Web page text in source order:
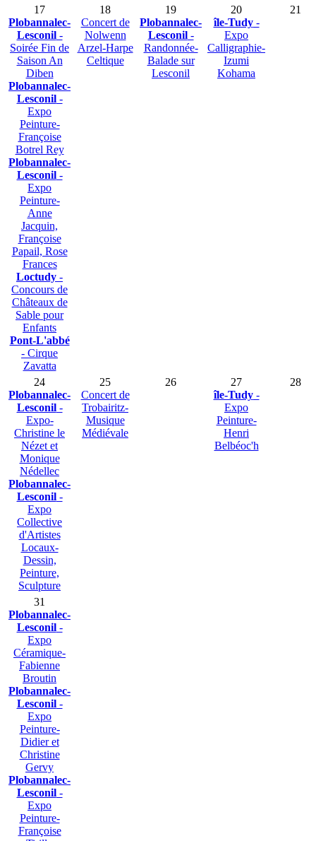
17
Plobannalec-
Lesconil-
Soirée Fin de
Saison An
Diben
Plobannalec-
Lesconil-
Expo
Peinture-
Françoise
Botrel Rey
Plobannalec-
Lesconil-
Expo
Peinture-
Anne
Jacquin,
Françoise
Papail, Rose
Frances
Loctudy -
Concours de
Châteaux de
Sable pour
Enfants
Pont-L'abbé
- Cirque
Zavatta
18
Concert de
Nolwenn
Arzel-Harpe
Celtique
19
Plobannalec-
Lesconil-
Randonnée-
Balade sur
Lesconil
20
île-Tudy-
Expo
Calligraphie-
Izumi
Kohama
21
24
Plobannalec-
Lesconil-
Expo-
Christine le
Nézet et
Monique
Nédellec
Plobannalec-
Lesconil-
Expo
Collective
d'Artistes
Locaux-
Dessin,
Peinture,
Sculpture
25
Concert de
Trobairitz-
Musique
Médiévale
26
27
île-Tudy-
Expo
Peinture-
Henri
Belbéoc'h
28
31
Plobannalec-
Lesconil-
Expo
Céramique-
Fabienne
Broutin
Plobannalec-
Lesconil-
Expo
Peinture-
Didier et
Christine
Gervy
Plobannalec-
Lesconil-
Expo
Peinture-
Françoise